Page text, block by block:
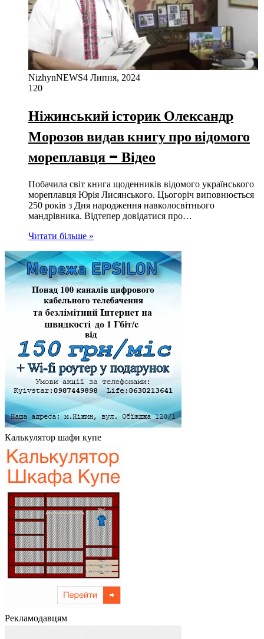
NizhynNEWS4 Липня, 2024
120
Ніжинський історик Олександр
Морозов видав книгу про відомого
мореплавця – Відео
Побачила світ книга щоденників відомого українського
мореплавця Юрія Лисянського. Цьогоріч виповнюється
250 років з Дня народження навколосвітнього
мандрівника. Відтепер довідатися про…
Читати більше »
Калькулятор шафи купе
Рекламодавцям